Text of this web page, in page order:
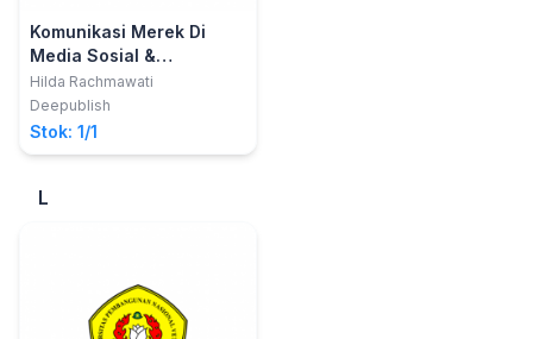
Komunikasi Merek Di
Media Sosial &
Penerapannya Pada TV
Berita
Hilda Rachmawati
Deepublish
Stok: 1/1
L